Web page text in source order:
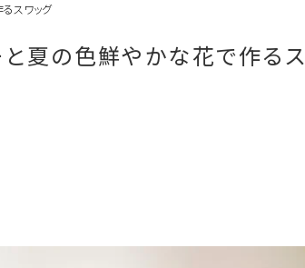
スワッグ
と夏の色鮮やかな花で作るス